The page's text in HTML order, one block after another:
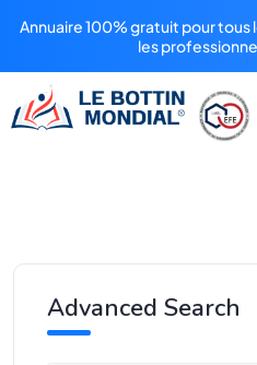
Annuaire 100% gratuit pour tous
les
Advanced Search